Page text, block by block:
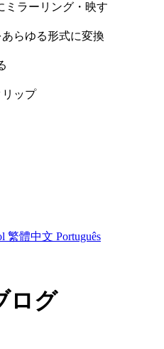
ミラーリング・映す
らゆる形式に変換
リップ
繁體中文 Português
ログ